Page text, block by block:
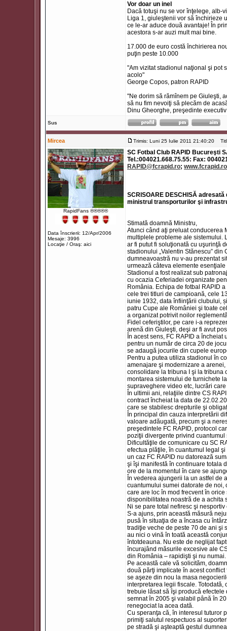
Vor doar un inel
Dacă totuşi nu se vor înţelege, alb-
Liga 1, giuleştenii vor să închirieze
ce le-ar aduce două avantaje! În
acestora s-ar auzi mult mai bine.
17.000 de euro costă închirierea
puţin peste 10.000
"Am vizitat stadionul naţional şi pot
acolo"
George Copos, patron RAPID
"Ne dorim să rămînem pe Giuleşti,
să nu fim nevoiţi să plecăm de
Dinu Gheorghe, preşedinte
Sus
Mircea Trimis: Luni 25 Iulie 2011 21:40:20
RapidFans ®®®®®
Data înscrierii: 12/Apr/2006
Mesaje: 3996
Locaţie / Oraş: aici
SC Fotbal Club RAPID Bucureşti
Tel.:004021.668.75.55: Fax:
RAPID@fcrapid.ro; www.fcrapid.ro
SCRISOARE DESCHISĂ
ministrul transporturilor şi
Stimată doamnă Ministru,
Atunci când aţi preluat conducerea
multiplele probleme ale sistemului.
ar fi putut fi soluţionată cu uşurinţă
stadionului „Valentin Stănescu”
dumneavoastră nu v-au prezentat
urmează câteva elemente
Stadionul a fost realizat sub
cu ocazia Ceferiadei organizate
România. Echipa de fotbal RAPID
cele trei titluri de campioană, cele
iunie 1932, data înfiinţării clubului,
patru Cupe ale României şi toate
a organizat potrivit noilor
Fidel ceferiştilor, pe care i-a
arenă din Giuleşti, deşi ar fi avut
În acest sens, FC RAPID a
pentru un număr de circa 20 de
se adaugă jocurile din cupele
Pentru a putea utiliza stadionul în
amenajare şi modernizare a
consolidare la tribuna I şi la tribuna
montarea sistemului de turnichete
supraveghere video etc, lucrări
În ultimii ani, relaţiile dintre CS
contract încheiat la data de
care se stabilesc drepturile şi
În principal din cauza interpretării
valoare adăugată, precum şi a
preşedintele FC RAPID, protocol
poziţii divergente privind cuantumul
Dificultăţile de comunicare cu SC
efectua plăţile, în cuantumul legal
un caz FC RAPID nu datorează
şi îşi manifestă în continuare totala
ore de la momentul în care se
În vederea ajungerii la un astfel de
cuantumului sumei datorate de noi,
care are loc în mod frecvent în
disponibilitatea noastră de a achita
Ni se pare total nefiresc şi
S-a ajuns, prin această măsură
pusă în situaţia de a încasa cu
tradiţie veche de peste 70 de ani şi
au nici o vină în toată această
întotdeauna. Nu este de neglijat
încurajând măsurile excesive ale
din România – rapidişti şi nu numai.
Pe această cale vă solicităm,
două părţi implicate în acest
se aşeze din nou la masa
interpretarea legii fiscale.
trebuie lăsat să îşi producă
semnat în 2005 şi valabil până în
renegociat la acea dată.
Cu speranţa că, în interesul tuturor
primiţi salutul respectuos al
pe stradă şi aşteaptă gestul